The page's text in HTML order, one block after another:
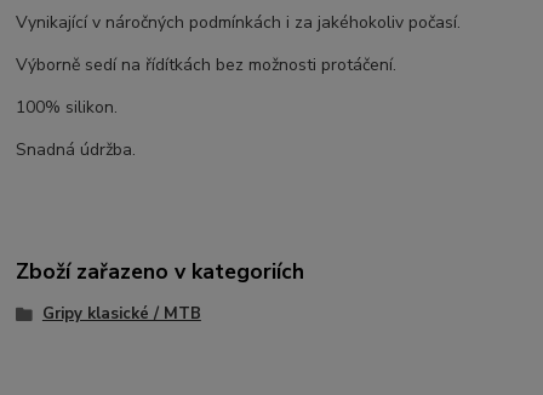
Vynikající v náročných podmínkách i za jakéhokoliv počasí.
Výborně sedí na řídítkách bez možnosti protáčení.
100% silikon.
Snadná údržba.
Zboží zařazeno v kategoriích
Gripy klasické / MTB